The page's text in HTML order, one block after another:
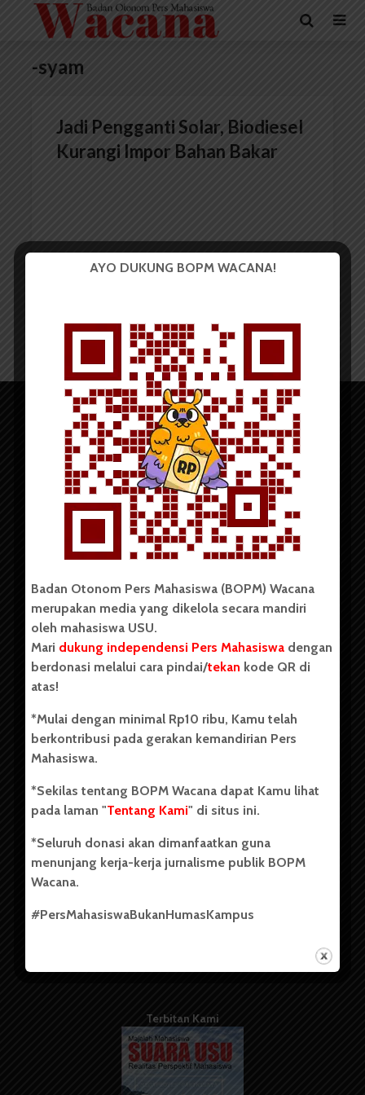
-syam
Jadi Pengganti Solar, Biodiesel
Kurangi Impor Bahan Bakar
Copyright © 2023. All rights reserved BOPM WACANA.
Badan Otonom Pers Mahasiswa (BOPM) Wacana merupakan
pers mahasiswa yang berdiri di luar kampus dan dikelola
secara mandiri oleh mahasiswa Universitas Sumatera Utara
(USU). Sebelumnya BOPM Wacana merupakan salah satu
Unit Kegiatan Mahasiswa (UKM) di Universitas Sumatera
berdiri pada 1 Juli 1995.
Kontribusi
Info Iklan
Pedoman Media Siber
Kode Etik Jurnalistik
Terbitan Kami
AYO DUKUNG BOPM WACANA!
Badan Otonom Pers Mahasiswa (BOPM) Wacana
merupakan media yang dikelola secara mandiri
oleh mahasiswa USU.
Mari dukung independensi Pers Mahasiswa dengan
berdonasi melalui cara pindai/tekan kode QR di
atas!
*Mulai dengan minimal Rp10 ribu, Kamu telah
berkontribusi pada gerakan kemandirian Pers
Mahasiswa.
*Sekilas tentang BOPM Wacana dapat Kamu lihat
pada laman "Tentang Kami" di situs ini.
*Seluruh donasi akan dimanfaatkan guna
menunjang kerja-kerja jurnalisme publik BOPM
Wacana.
#PersMahasiswaBukanHumasKampus